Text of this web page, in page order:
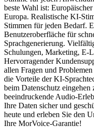
beste Wahl ist:
Europa. Realistische KI-
Stimmen für jeden Bedarf.
Benutzeroberfläche für
Sprachgenerierung.
Schulungen, Marketing, E-
Hervorragender
allen Fragen und
die Vorteile der KI-
beim Datenschutz eingehen
beeindruckende Audio-
Ihre Daten sicher und
heute und erleben Sie den
Ihre MorVoice-Garantie!